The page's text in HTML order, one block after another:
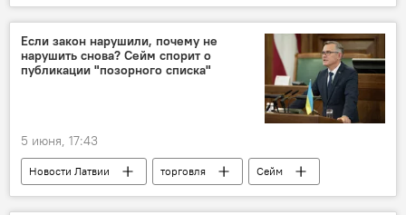
марихуана
полиция
задержание
Если закон нарушили, почему не
нарушить снова? Сейм спорит о
публикации "позорного списка"
5 июня, 17:43
Новости Латвии торговля
Сейм
Россия
экспорт
импорт